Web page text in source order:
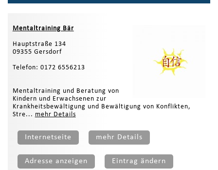
Mentaltraining Bär
Hauptstraße 134
09355 Gersdorf
Telefon: 0172 6556213
Mentaltraining und Beratung von
Kindern und Erwachsenen zur
Krankheitsbewältigung und Bewältigung von Konflikten,
Stre... mehr Details
Internetseite mehr Details
Adresse anzeigen Eintrag ändern